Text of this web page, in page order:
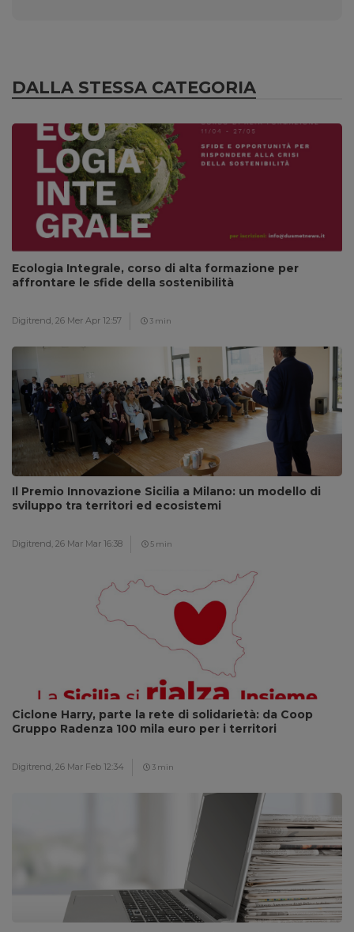
DALLA STESSA CATEGORIA
Ecologia Integrale, corso di alta formazione per
affrontare le sfide della sostenibilità
Digitrend, 26 Mer Apr 12:57 3 min
Il Premio Innovazione Sicilia a Milano: un modello di
sviluppo tra territori ed ecosistemi
Digitrend, 26 Mar Mar 16:38 5 min
Ciclone Harry, parte la rete di solidarietà: da Coop
Gruppo Radenza 100 mila euro per i territori
Digitrend, 26 Mar Feb 12:34 3 min